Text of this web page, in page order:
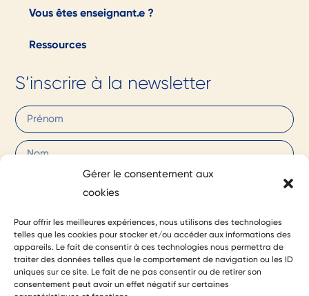
Gérer le consentement aux
cookies
Pour offrir les meilleures expériences, nous utilisons des technologies
telles que les cookies pour stocker et/ou accéder aux informations des
appareils. Le fait de consentir à ces technologies nous permettra de
traiter des données telles que le comportement de navigation ou les ID
uniques sur ce site. Le fait de ne pas consentir ou de retirer son
consentement peut avoir un effet négatif sur certaines
Vous êtes enseignant.e ?
Ressources
S’inscrire à la newsletter
Votre adresse de messagerie est uniquement utilisée pour vous envoyer
la lettre d'information de l'Association pour la transition Bas Carbone.
Vous pouvez à tout moment utiliser le lien de désabonnement intégré à
la newsletter.